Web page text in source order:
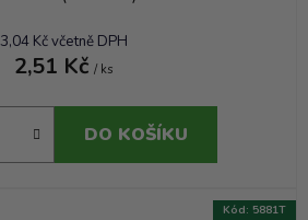
3,04 Kč včetně DPH
2,51 Kč / ks
DO KOŠÍKU
Kód: 5881T